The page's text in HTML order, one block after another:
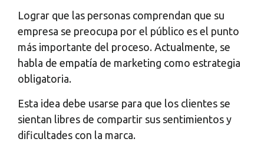
Lograr que las personas comprendan que su
empresa se preocupa por el público es el punto
más importante del proceso. Actualmente, se
habla de empatía de marketing como estrategia
obligatoria.
Esta idea debe usarse para que los clientes se
sientan libres de compartir sus sentimientos y
dificultades con la marca.